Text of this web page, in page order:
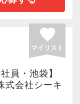
会計業務を経
な専門業務が
本郷税理士
フ】を募集し
favorite
マイリスト
員・池袋】
式会社シーキ